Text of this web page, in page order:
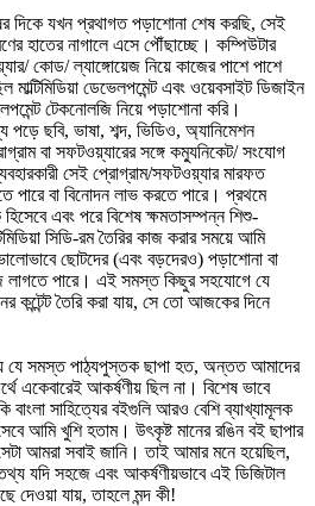
যখন প্রথাগত পড়াশোনা শেষ করছি, সেই
হাতের নাগালে এসে পৌঁছাচ্ছে। কম্পিউটার
কোড/ ল্যাঙ্গোয়েজ নিয়ে কাজের পাশে পাশে
ডেভেলপমেন্ট এবং ওয়েবসাইট ডিজাইন
টেকনোলজি নিয়ে পড়াশোনা করি।
পড়ে ছবি, ভাষা, শব্দ, ভিডিও, অ্যানিমেশন
বা সফটওয়্যারের সঙ্গে কম্যুনিকেট/ সংযোগ
সেই প্রোগ্রাম/সফটওয়্যার মারফত
পারে বা বিনোদন লাভ করতে পারে। প্রথমে
হিসেবে এবং পরে বিশেষ ক্ষমতাসম্পন্ন শিশু-
সিডি-রম তৈরির কাজ করার সময়ে আমি
ছোটদের (এবং বড়দেরও) পড়াশোনা বা
লাগতে পারে। এই সমস্ত কিছুর সহযোগে যে
তৈরি করা যায়, সে তো আজকের দিনে
যে সমস্ত পাঠ্যপুস্তক ছাপা হত, অন্তত আমাদের
একেবারেই আকর্ষণীয় ছিল না। বিশেষ ভাবে
বাংলা সাহিত্যের বইগুলি আরও বেশি ব্যাখ্যামূলক
আমি খুশি হতাম। উৎকৃষ্ট মানের রঙিন বই ছাপার
আমরা সবাই জানি। তাই আমার মনে হয়েছিল,
তথ্য যদি সহজে এবং আকর্ষণীয়ভাবে এই ডিজিটাল
দেওয়া যায়, তাহলে মন্দ কী!